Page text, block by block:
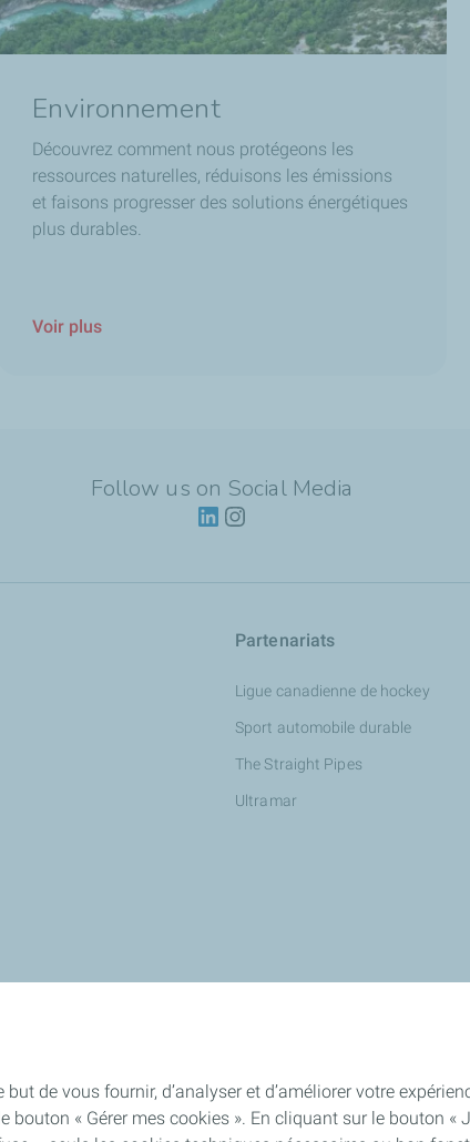
Environnement
Découvrez comment nous protégeons les
ressources naturelles, réduisons les émissions
et faisons progresser des solutions énergétiques
plus durables.
Voir plus
Follow us on Social Media
Partenariats
Ligue canadienne de hockey
Sport automobile durable
The Straight Pipes
Ultramar
de vous fournir, d’analyser et d’améliorer votre
« Gérer mes cookies ». En cliquant sur le bouton «